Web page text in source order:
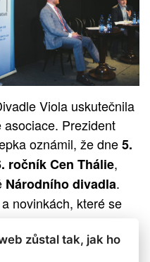
Viola uskutečnila
Prezident
oznámil, že dne5.
ročník Cen Thálie,
Národního divadla.
novinkách, které se
o ostatních
zůstal tak, jak ho